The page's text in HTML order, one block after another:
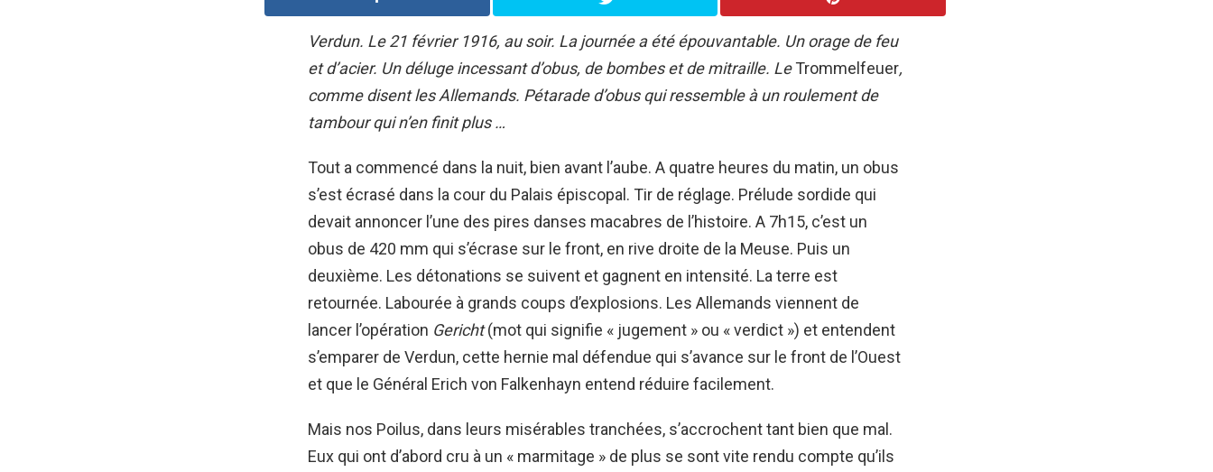
Verdun. Le 21 février 1916, au soir. La journée a été épouvantable. Un orage de feu
et d’acier. Un déluge incessant d’obus, de bombes et de mitraille. LeTrommelfeuer,
comme disent les Allemands. Pétarade d’obus qui ressemble à un roulement de
tambour qui n’en finit plus …
Tout a commencé dans la nuit, bien avant l’aube. A quatre heures du matin, un obus
s’est écrasé dans la cour du Palais épiscopal. Tir de réglage. Prélude sordide qui
devait annoncer l’une des pires danses macabres de l’histoire. A 7h15, c’est un
obus de 420 mm qui s’écrase sur le front, en rive droite de la Meuse. Puis un
deuxième. Les détonations se suivent et gagnent en intensité. La terre est
retournée. Labourée à grands coups d’explosions. Les Allemands viennent de
lancer l’opération Gericht(mot qui signifie « jugement » ou « verdict ») et entendent
s’emparer de Verdun, cette hernie mal défendue qui s’avance sur le front de l’Ouest
et que le Général Erich von Falkenhayn entend réduire facilement.
Mais nos Poilus, dans leurs misérables tranchées, s’accrochent tant bien que mal.
Eux qui ont d’abord cru à un « marmitage » de plus se sont vite rendu compte qu’ils